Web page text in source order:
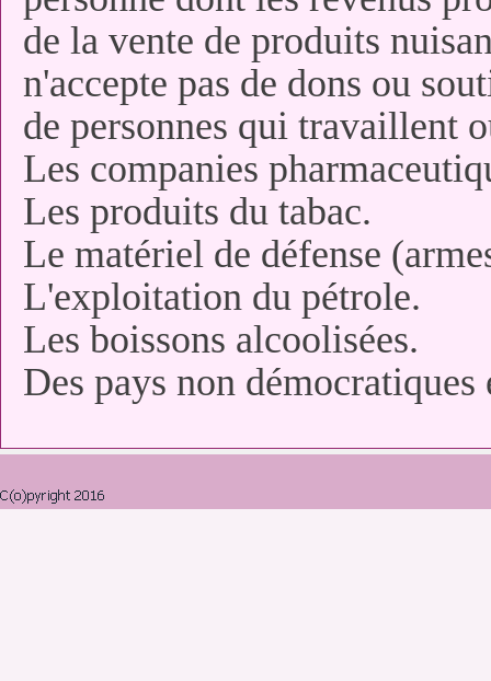
de la vente de produits
n'accepte pas de dons ou
de personnes qui travaillent
Les companies
Les produits du tabac.
Le matériel de défense
L'exploitation du pétrole.
Les boissons alcoolisées.
Des pays non